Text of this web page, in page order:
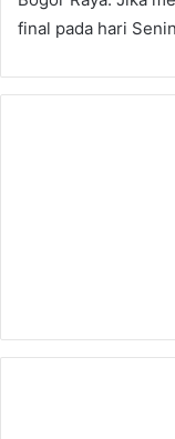
final pada hari